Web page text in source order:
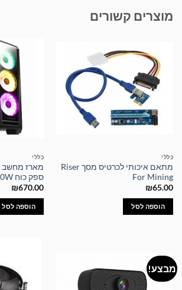
מוצרים קשורים
כללי
מתאם איכותי לכרטיס מסך Riser
For Mining
₪65.00
הוספה לסל
כללי
ספק כוח 600W
₪670.00
הוספה לסל
מבצע!